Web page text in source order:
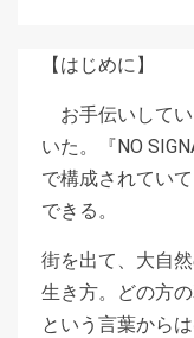
【はじめに】
お手伝いして
いた。『NO
で構成されてい
できる。
街を出て、大自
生き方。どの方
という言葉から